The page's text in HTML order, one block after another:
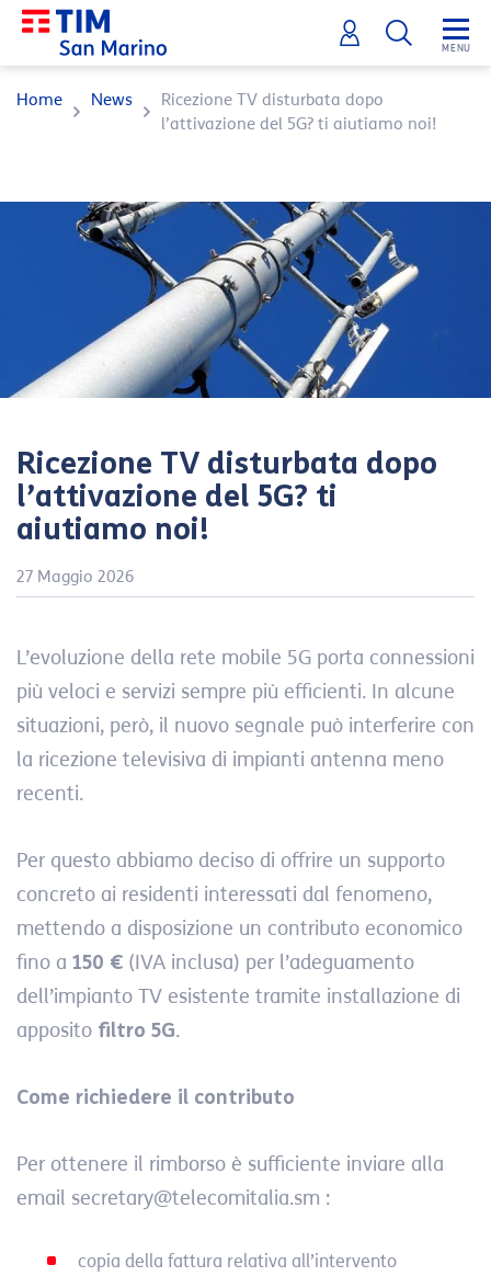
Home News
Ricezione TV disturbata dopo
l’attivazione del 5G? ti aiutiamo noi!
Ricezione TV disturbata dopo
l’attivazione del 5G? ti
aiutiamo noi!
27 Maggio 2026
L’evoluzione della rete mobile 5G porta connessioni
più veloci e servizi sempre più efficienti. In alcune
situazioni, però, il nuovo segnale può interferire con
la ricezione televisiva di impianti antenna meno
recenti.
Per questo abbiamo deciso di offrire un supporto
concreto ai residenti interessati dal fenomeno,
mettendo a disposizione un contributo economico
fino a 150 € (IVA inclusa) per l’adeguamento
dell’impianto TV esistente tramite installazione di
apposito filtro 5G.
Come richiedere il contributo
Per ottenere il rimborso è sufficiente inviare alla
email secretary@telecomitalia.sm :
copia della fattura relativa all’intervento